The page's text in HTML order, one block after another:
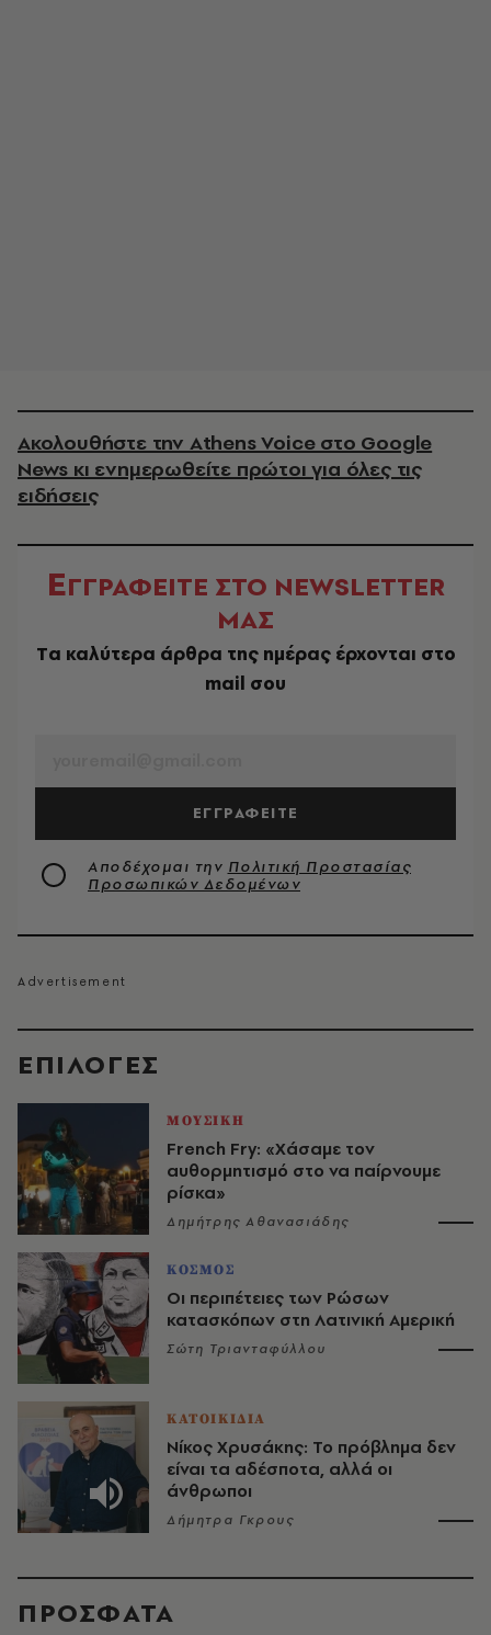
EΠΙΛΟΓΈΣ
ΜΟΥΣΙΚΗ
French Fry: «Χάσαμε τον
αυθορμητισμό στο να παίρνουμε
ρίσκα»
Δημήτρης Αθανασιάδης
ΚΟΣΜΟΣ
Οι περιπέτειες των Ρώσων
κατασκόπων στη Λατινική Αμερική
Σώτη Τριανταφύλλου
ΚΑΤΟΙΚΙΔΙΑ
Νίκος Χρυσάκης: Το πρόβλημα δεν
είναι τα αδέσποτα, αλλά οι
άνθρωποι
Δήμητρα Γκρους
Ακολουθήστε την Athens Voice στο Google
News κι ενημερωθείτε πρώτοι για όλες τις
ειδήσεις
ΕΓΓΡΑΦΕΙΤΕ ΣΤΟ NEWSLETTER
ΜΑΣ
Tα καλύτερα άρθρα της ημέρας έρχονται στο
mail σου
ΕΓΓΡΑΦΕΙΤΕ
Αποδέχομαι την Πολιτική Προστασίας
Προσωπικών Δεδομένων
ΠΡΟΣΦΑΤΑ